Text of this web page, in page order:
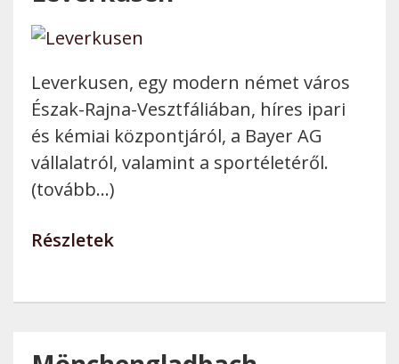
Leverkusen, egy modern német város
Észak-Rajna-Vesztfáliában, híres ipari
és kémiai központjáról, a Bayer AG
vállalatról, valamint a sportéletéről.
(tovább…)
Részletek